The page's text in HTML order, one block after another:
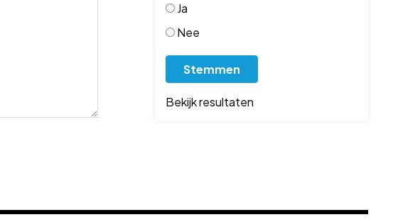
Ja
Nee
Bekijk resultaten